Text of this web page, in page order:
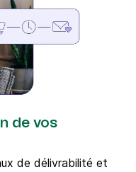
de vos
de délivrabilité et